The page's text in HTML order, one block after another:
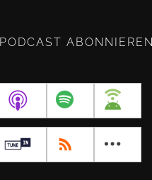
PODCAST ABONNIEREN